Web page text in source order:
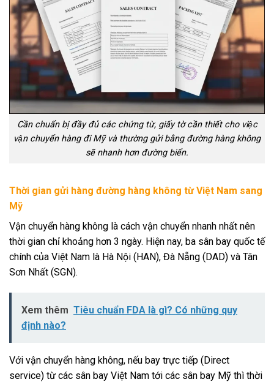
Cần chuẩn bị đầy đủ các chứng từ, giấy tờ cần thiết cho việc
vận chuyển hàng đi Mỹ và thường gửi bằng đường hàng không
sẽ nhanh hơn đường biển.
Thời gian gửi hàng đường hàng không từ Việt Nam sang
Mỹ
Vận chuyển hàng không là cách vận chuyển nhanh nhất nên
thời gian chỉ khoảng hơn 3 ngày. Hiện nay, ba sân bay quốc tế
chính của Việt Nam là Hà Nội (HAN), Đà Nẵng (DAD) và Tân
Sơn Nhất (SGN).
Xem thêm Tiêu chuẩn FDA là gì? Có những quy
định nào?
Với vận chuyển hàng không, nếu bay trực tiếp (Direct
service) từ các sân bay Việt Nam tới các sân bay Mỹ thì thời